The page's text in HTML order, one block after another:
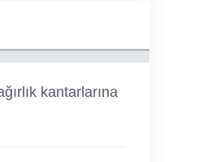
kantarlarına